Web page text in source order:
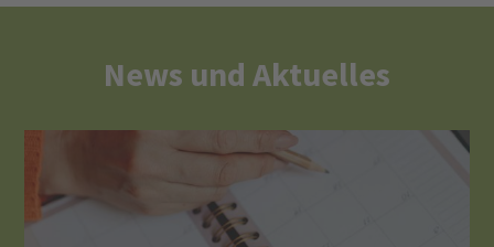
News und Aktuelles